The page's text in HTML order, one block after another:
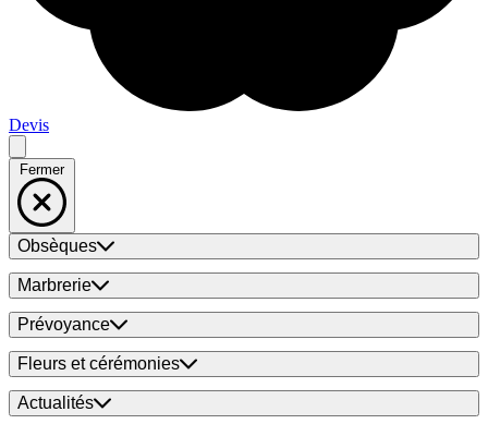
Devis
Fermer
Obsèques
Marbrerie
Prévoyance
Fleurs et cérémonies
Actualités